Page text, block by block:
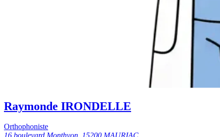
Raymonde IRONDELLE
Orthophoniste